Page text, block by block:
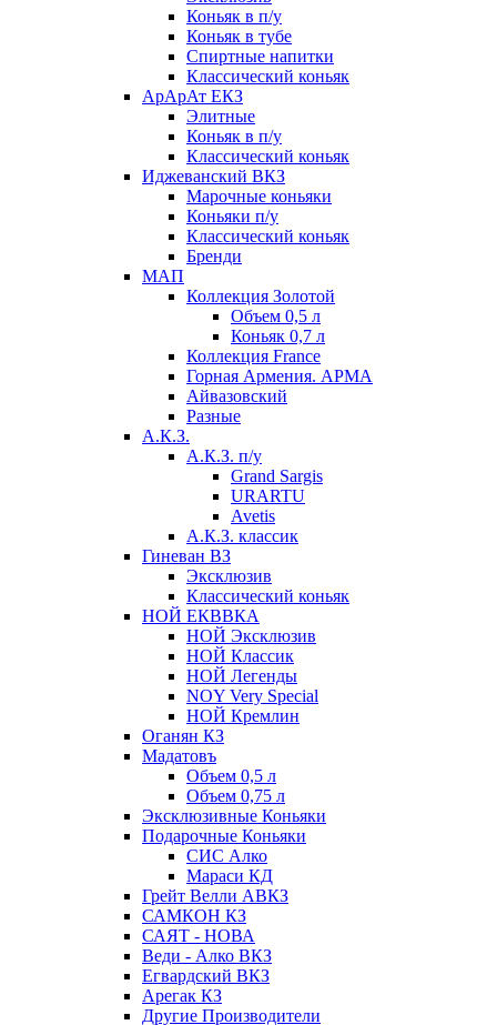
Коньяк в п/у
Коньяк в тубе
Спиртные напитки
Классический коньяк
АрАрАт ЕКЗ
Элитные
Коньяк в п/у
Классический коньяк
Иджеванский ВКЗ
Марочные коньяки
Коньяки п/у
Классический коньяк
Бренди
МАП
Коллекция Золотой
Объем 0,5 л
Коньяк 0,7 л
Коллекция France
Горная Армения. АРМА
Айвазовский
Разные
А.К.З.
А.К.З. п/у
Grand Sargis
URARTU
Avetis
А.К.З. классик
Гиневан ВЗ
Эксклюзив
Классический коньяк
НОЙ ЕКВВКА
НОЙ Эксклюзив
НОЙ Классик
НОЙ Легенды
NOY Very Speсial
НОЙ Кремлин
Оганян КЗ
Мадатовъ
Объем 0,5 л
Объем 0,75 л
Эксклюзивные Коньяки
Подарочные Коньяки
СИС Алко
Мараси КД
Грейт Велли АВКЗ
САМКОН КЗ
САЯТ - НОВА
Веди - Алко ВКЗ
Егвардский ВКЗ
Арегак КЗ
Другие Производители